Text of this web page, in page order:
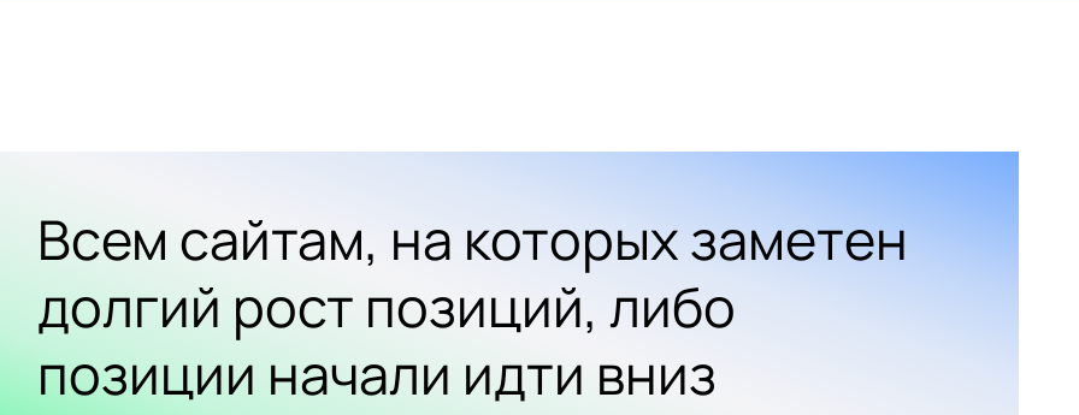
Всем сайтам, на которых заметен
долгий рост позиций, либо
позиции начали идти вниз